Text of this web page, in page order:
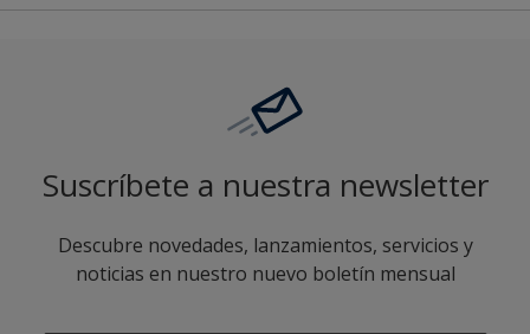
Suscríbete a nuestra newsletter
Descubre novedades, lanzamientos, servicios y
noticias en nuestro nuevo boletín mensual